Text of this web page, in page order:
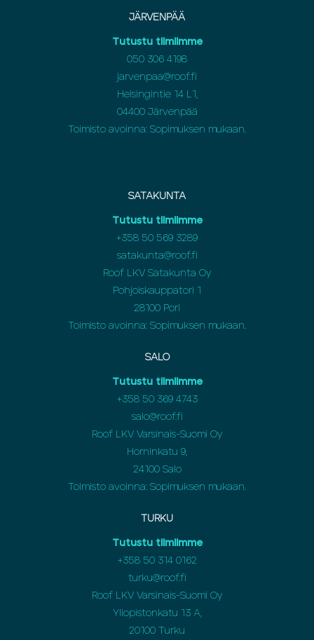
JÄRVENPÄÄ
Tutustu tiimiimme
050 306 4198
jarvenpaa@roof.fi
Helsingintie 14 L1,
04400 Järvenpää
Toimisto avoinna: Sopimuksen mukaan.
SATAKUNTA
Tutustu tiimiimme
+358 50 569 3289
satakunta@roof.fi
Roof LKV Satakunta Oy
Pohjoiskauppatori 1
28100 Pori
Toimisto avoinna: Sopimuksen mukaan.
SALO
Tutustu tiimiimme
+358 50 369 4743
salo@roof.fi
Roof LKV Varsinais-Suomi Oy
Horninkatu 9,
24100 Salo
Toimisto avoinna: Sopimuksen mukaan.
TURKU
Tutustu tiimiimme
+358 50 314 0162
turku@roof.fi
Roof LKV Varsinais-Suomi Oy
Yliopistonkatu 13 A,
20100 Turku